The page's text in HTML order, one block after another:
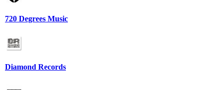
720 Degrees Music
Diamond Records